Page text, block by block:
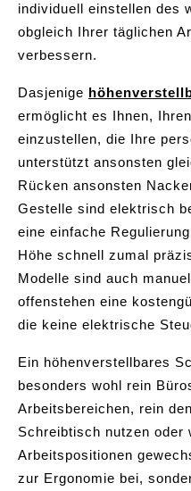
individuell einstellen des
obgleich Ihrer täglichen
verbessern.
Dasjenige
ermöglicht es Ihnen,
einzustellen, die Ihre
unterstützt ansonsten
Rücken ansonsten
Gestelle sind elektrisch
eine einfache
Höhe schnell zumal
Modelle sind auch
offenstehen eine
die keine elektrische
Ein höhenverstellbares
besonders wohl rein
Arbeitsbereichen, rein
Schreibtisch nutzen oder
Arbeitspositionen
zur Ergonomie bei,